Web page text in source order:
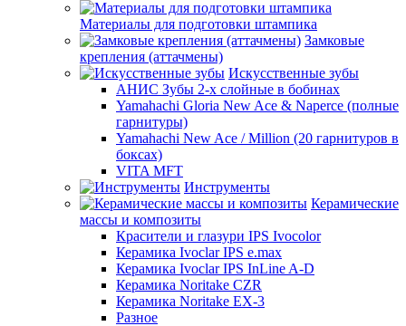
Материалы для подготовки штампика
Замковые
крепления (аттачмены)
Искусственные зубы
АНИС Зубы 2-х слойные в бобинах
Yamahachi Gloria New Ace & Naperce (полные
гарнитуры)
Yamahachi New Ace / Million (20 гарнитуров в
боксах)
VITA MFT
Инструменты
Керамические
массы и композиты
Красители и глазури IPS Ivocolor
Керамика Ivoclar IPS e.max
Керамика Ivoclar IPS InLine A-D
Керамика Noritake CZR
Керамика Noritake EX-3
Разное